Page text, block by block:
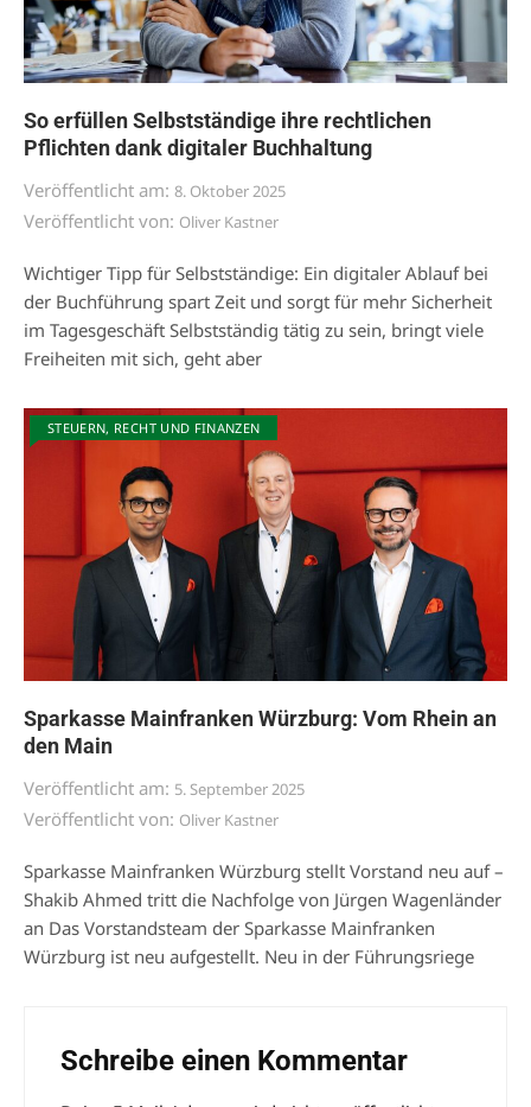
So erfüllen Selbstständige ihre rechtlichen
Pflichten dank digitaler Buchhaltung
Veröffentlicht am: 8. Oktober 2025
Veröffentlicht von: Oliver Kastner
Wichtiger Tipp für Selbstständige: Ein digitaler Ablauf bei
der Buchführung spart Zeit und sorgt für mehr Sicherheit
im Tagesgeschäft Selbstständig tätig zu sein, bringt viele
Freiheiten mit sich, geht aber
STEUERN, RECHT UND FINANZEN
Sparkasse Mainfranken Würzburg: Vom Rhein an
den Main
Veröffentlicht am: 5. September 2025
Veröffentlicht von: Oliver Kastner
Sparkasse Mainfranken Würzburg stellt Vorstand neu auf –
Shakib Ahmed tritt die Nachfolge von Jürgen Wagenländer
an Das Vorstandsteam der Sparkasse Mainfranken
Würzburg ist neu aufgestellt. Neu in der Führungsriege
Schreibe einen Kommentar